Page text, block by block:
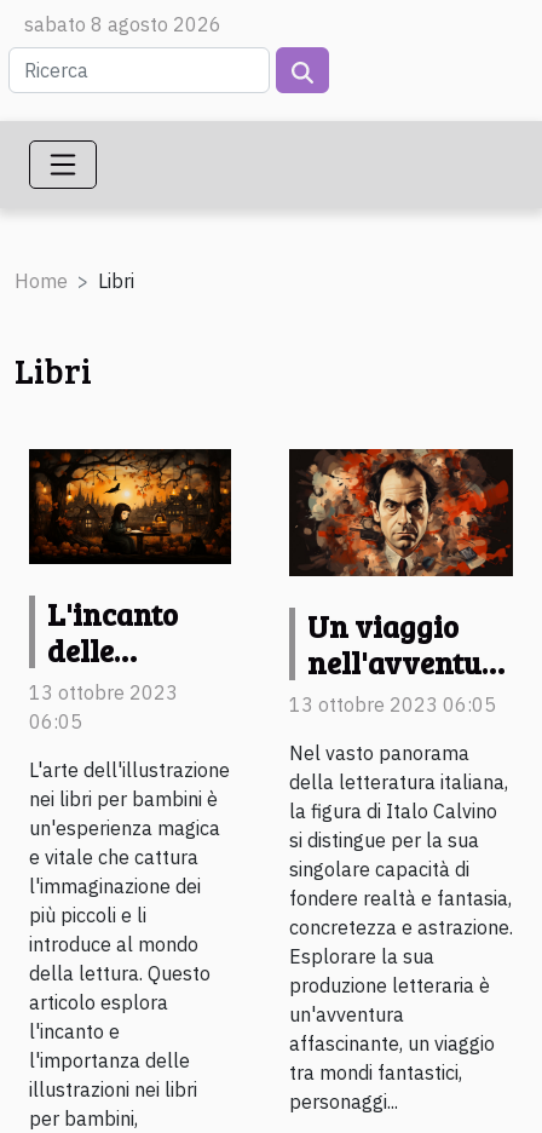
sabato 8 agosto 2026
Home Libri
Libri
L'incanto
delle
illustrazioni
nei libri per
bambini
13 ottobre 2023
06:05
L'arte dell'illustrazione
nei libri per bambini è
un'esperienza magica
e vitale che cattura
l'immaginazione dei
più piccoli e li
introduce al mondo
della lettura. Questo
articolo esplora
l'incanto e
l'importanza delle
illustrazioni nei libri
per bambini,
Un viaggio
nell'avventura
letteraria di
Italo Calvino
13 ottobre 2023 06:05
Nel vasto panorama
della letteratura italiana,
la figura di Italo Calvino
si distingue per la sua
singolare capacità di
fondere realtà e fantasia,
concretezza e astrazione.
Esplorare la sua
produzione letteraria è
un'avventura
affascinante, un viaggio
tra mondi fantastici,
personaggi...